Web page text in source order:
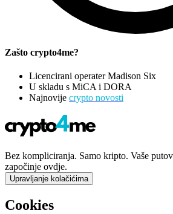
Zašto crypto4me?
Licencirani operater Madison Six
U skladu s MiCA i DORA
Najnovije crypto novosti
Bez kompliciranja. Samo kripto. Vaše
započinje ovdje.
Upravljanje kolačićima
Cookies